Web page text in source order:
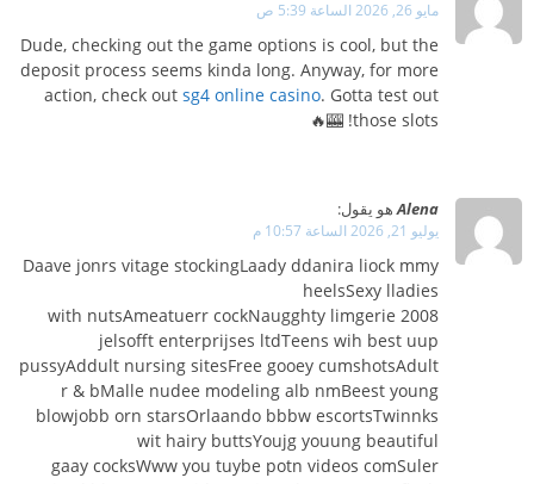
مايو 26, 2026 الساعة 5:39 ص
Dude, checking out the game options is cool, but the
deposit process seems kinda long. Anyway, for more
action, check out sg4 online casino. Gotta test out
those slots! 🎰🔥
Alena هو يقول:
يوليو 21, 2026 الساعة 10:57 م
Daave jonrs vitage stockingLaady ddanira liock mmy
heelsSexy lladies
with nutsAmeatuerr cockNaugghty limgerie 2008
jelsofft enterprijses ltdTeens wih best uup
pussyAddult nursing sitesFree gooey cumshotsAdult
r & bMalle nudee modeling alb nmBeest young
blowjobb orn starsOrlaando bbbw escortsTwinnks
wit hairy buttsYoujg youung beautiful
gaay cocksWww you tuybe potn videos comSuler